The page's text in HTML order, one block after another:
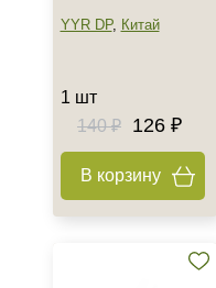
YYR DP, Китай
1 шт
140 ₽
126 ₽
В корзину